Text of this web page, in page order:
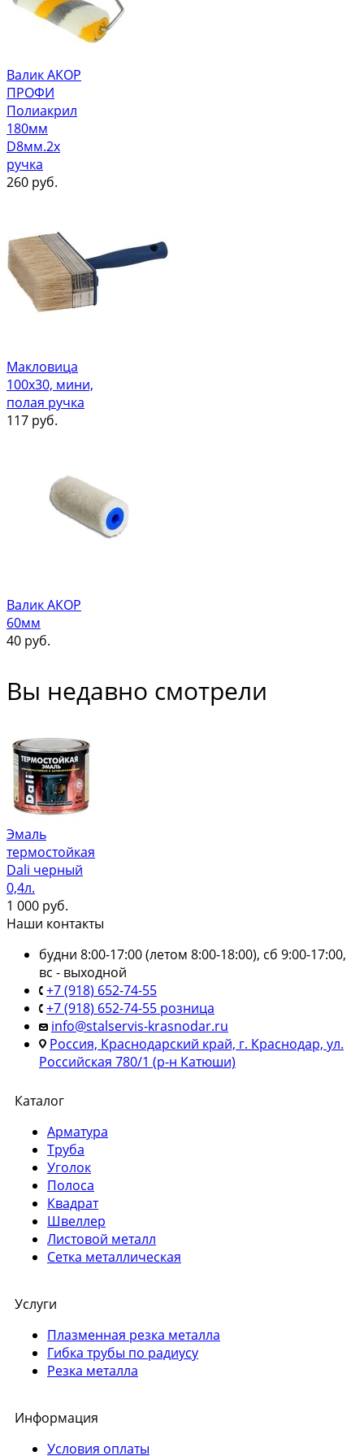
Валик АКОР
ПРОФИ
Полиакрил
180мм
D8мм.2х
ручка
260 руб.
Макловица
100х30, мини,
полая ручка
117 руб.
Валик АКОР
60мм
40 руб.
Вы недавно смотрели
Эмаль
термостойкая
Dali черный
0,4л.
1 000 руб.
Наши контакты
будни 8:00-17:00 (летом 8:00-18:00), сб 9:00-17:00,
вс - выходной
+7 (918) 652-74-55
+7 (918) 652-74-55 розница
info@stalservis-krasnodar.ru
Россия, Краснодарский край, г. Краснодар, ул.
Российская 780/1 (р-н Катюши)
Каталог
Арматура
Труба
Уголок
Полоса
Квадрат
Швеллер
Листовой металл
Сетка металлическая
Услуги
Плазменная резка металла
Гибка трубы по радиусу
Резка металла
Информация
Условия оплаты